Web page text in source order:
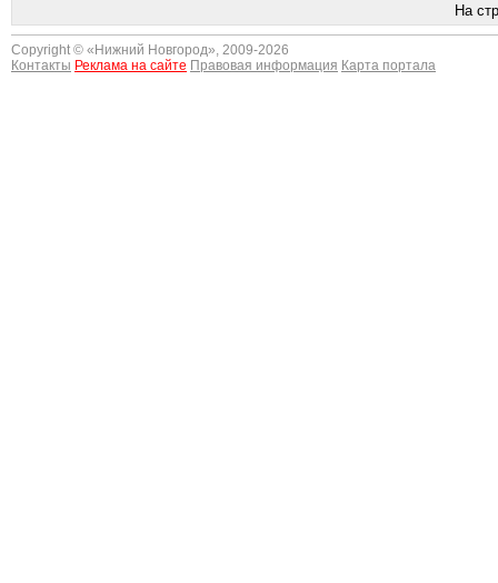
На
Copyright © « Нижний Новгород», 2009-2026
Контакты Реклама на сайте Правовая информация Карта портала